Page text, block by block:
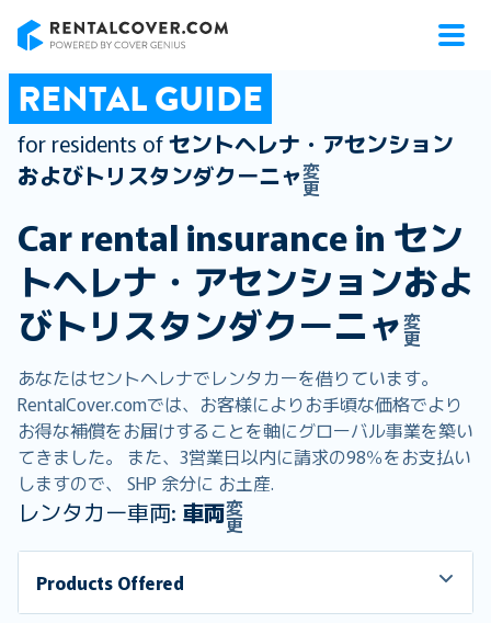
RENTAL GUIDE
for residents ofセントヘレナ・アセンション
およびトリスタンダクーニャ変
更
Car rental insurance in セン
トヘレナ・アセンションおよ
びトリスタンダクーニャ変
更
あなたはセントヘレナでレンタカーを借りています。
RentalCover.comでは、お客様によりお手頃な価格でより
お得な補償をお届けすることを軸にグローバル事業を築い
てきました。 また、3営業日以内に請求の98％をお支払い
しますので、 SHP 余分に お土産.
レンタカー車両: 車両変
更
Products Offered